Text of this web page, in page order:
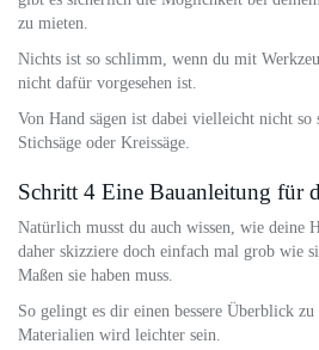
zu mieten.
Nichts ist so schlimm, wenn du mit
nicht dafür vorgesehen ist.
Von Hand sägen ist dabei vielleicht nicht
Stichsäge oder Kreissäge.
Schritt 4 Eine Bauanleitung für
Natürlich musst du auch wissen, wie deine
daher skizziere doch einfach mal grob wie
Maßen sie haben muss.
So gelingt es dir einen bessere Überblick
Materialien wird leichter sein.